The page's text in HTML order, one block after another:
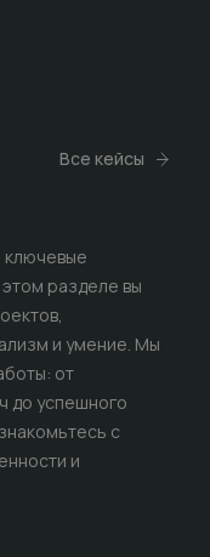
Все кейсы
ключевые
разделе вы
и умение. Мы
от
до успешного
с
и